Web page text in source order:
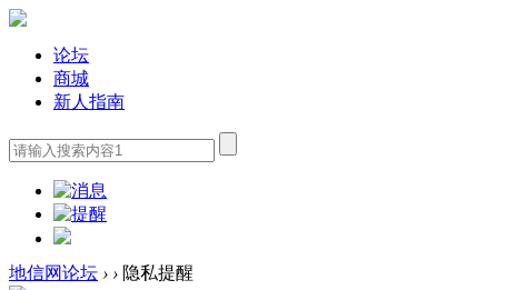
论坛
商城
新人指南
地信网论坛 › › 隐私提醒